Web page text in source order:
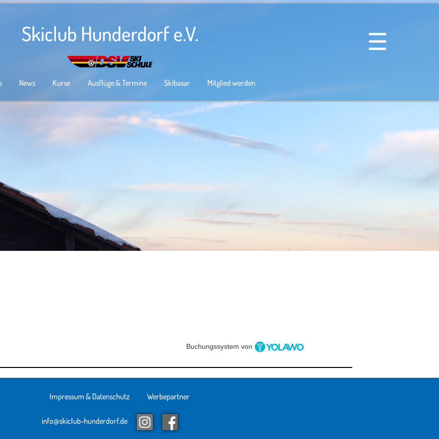
Skiclub Hunderdorf e.V. ☰
News Kurse Ausflüge & Termine Skibasar Mitglied werden
Buchungssystem von
Impressum & Datenschutz Werbepartner
info@skiclub-hunderdorf.de